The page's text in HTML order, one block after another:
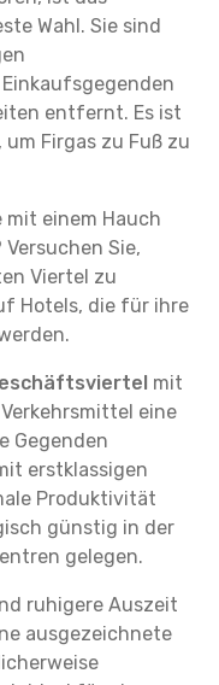
Wahl. Sie sind
entfernt. Es ist
Firgas zu Fuß zu
mit einem Hauch
Sie,
Viertel zu
Hotels, die für ihre
mit
eine
Gegenden
erstklassigen
Produktivität
günstig in der
gelegen.
ruhigere Auszeit
ausgezeichnete